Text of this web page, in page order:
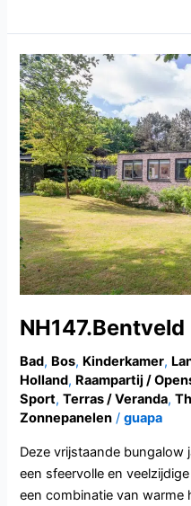
NH147.Bentveld
Bad, Bos, Kinderkamer,
Holland, Raampartij /
Sport,Terras / Veranda,
Zonnepanelen /guapa
Deze vrijstaande bungalow
een sfeervolle en
een combinatie van warme
NH147.Bentveld